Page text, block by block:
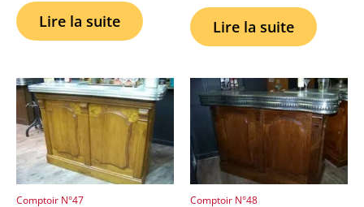
Lire la suite Lire la suite
Comptoir N°47 Comptoir N°48